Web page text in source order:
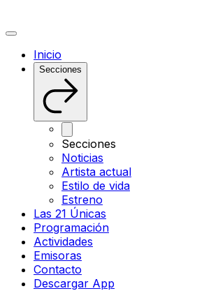
Inicio
Secciones
Secciones
Noticias
Artista actual
Estilo de vida
Estreno
Las 21 Únicas
Programación
Actividades
Emisoras
Contacto
Descargar App